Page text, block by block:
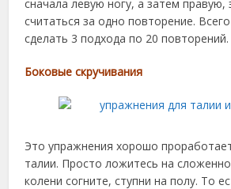
сначала левую ногу, а затем правую,
считаться за одно повторение.
сделать 3 подхода по 20 повторений.
Боковые скручивания
Это упражнения хорошо
талии. Просто ложитесь на
колени согните, ступни на полу. То